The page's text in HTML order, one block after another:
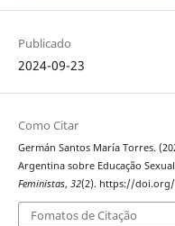
Publicado
2024-09-23
Como Citar
Germán Santos María Torres.
Argentina sobre Educação
Feministas, 32(2). https://doi.org/
Fomatos de Citação